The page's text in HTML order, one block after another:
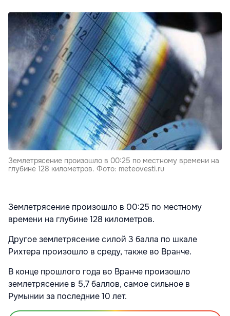
Землетрясение произошло в 00:25 по местному времени на
глубине 128 километров. Фото: meteovesti.ru
Землетрясение произошло в 00:25 по местному
времени на глубине 128 километров.
Другое землетрясение силой 3 балла по шкале
Рихтера произошло в среду, также во Вранче.
В конце прошлого года во Вранче произошло
землетрясение в 5,7 баллов, самое сильное в
Румынии за последние 10 лет.